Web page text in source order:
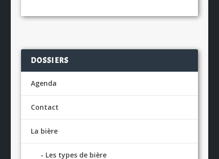
DOSSIERS
Agenda
Contact
La bière
Les types de bière